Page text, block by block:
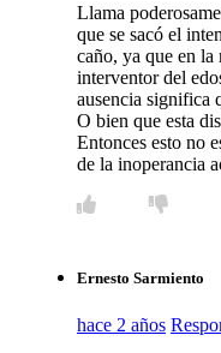
Llama
que se sacó el
caño, ya que en la
interventor del
ausencia significa
O bien que esta
Entonces esto no
de la inoperancia
Ernesto Sarmiento
hace 2 años